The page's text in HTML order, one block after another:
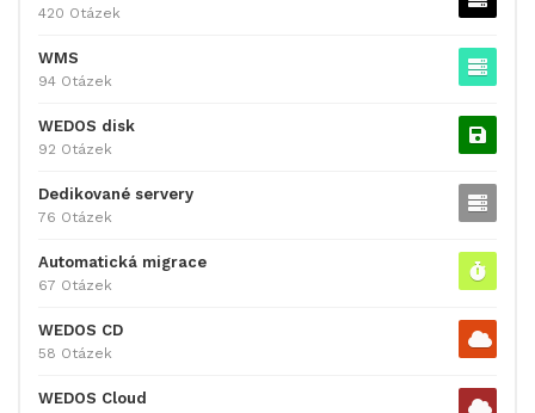
420 Otázek
WMS
94 Otázek
WEDOS disk
92 Otázek
Dedikované servery
76 Otázek
Automatická migrace
67 Otázek
WEDOS CD
58 Otázek
WEDOS Cloud